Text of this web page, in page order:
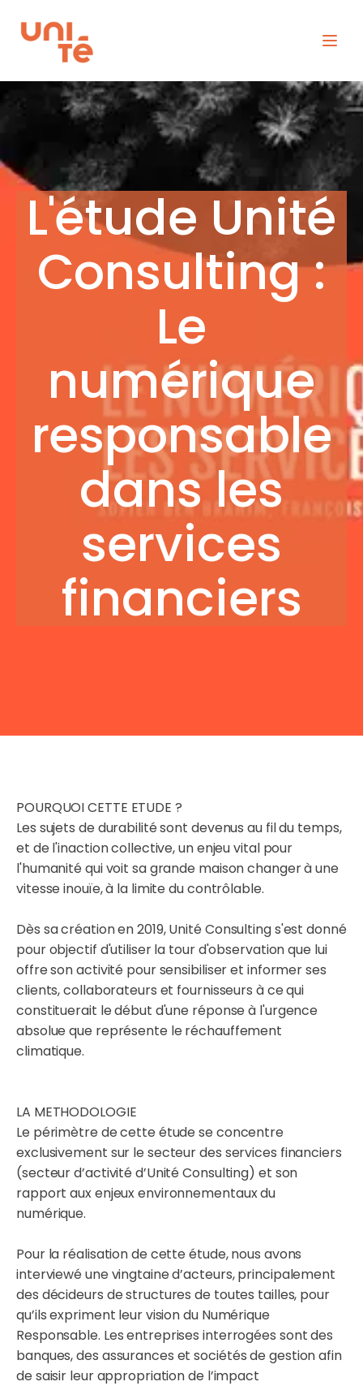
L'étude Unité
Consulting :
Le
numérique
responsable
dans les
services
financiers
POURQUOI CETTE ETUDE ?
Les sujets de durabilité sont devenus au fil du temps,
et de l'inaction collective, un enjeu vital pour
l'humanité qui voit sa grande maison changer à une
vitesse inouïe, à la limite du contrôlable.
Dès sa création en 2019, Unité Consulting s'est donné
pour objectif d'utiliser la tour d'observation que lui
offre son activité pour sensibiliser et informer ses
clients, collaborateurs et fournisseurs à ce qui
constituerait le début d'une réponse à l'urgence
absolue que représente le réchauffement
climatique.
LA METHODOLOGIE
Le périmètre de cette étude se concentre
exclusivement sur le secteur des services financiers
(secteur d’activité d’Unité Consulting) et son
rapport aux enjeux environnementaux du
numérique.
Pour la réalisation de cette étude, nous avons
interviewé une vingtaine d’acteurs, principalement
des décideurs de structures de toutes tailles, pour
qu’ils expriment leur vision du Numérique
Responsable. Les entreprises interrogées sont des
banques, des assurances et sociétés de gestion afin
de saisir leur appropriation de l’impact